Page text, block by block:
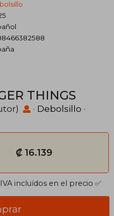
THINGS
· Debolsillo ·
₡ 16.139
incluídos en el precio ✅